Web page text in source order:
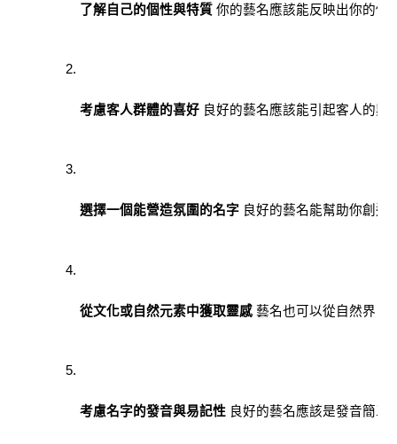
了解自己的個性與特質 你的藝名應該能反映出你的個
考慮客人群體的喜好 良好的藝名應該能引起客人的
選擇一個能營造氛圍的名字 良好的藝名能幫助你創造
從文化或自然元素中獲取靈感 藝名也可以從自然界、
考慮名字的發音與易記性 良好的藝名應該是發音簡